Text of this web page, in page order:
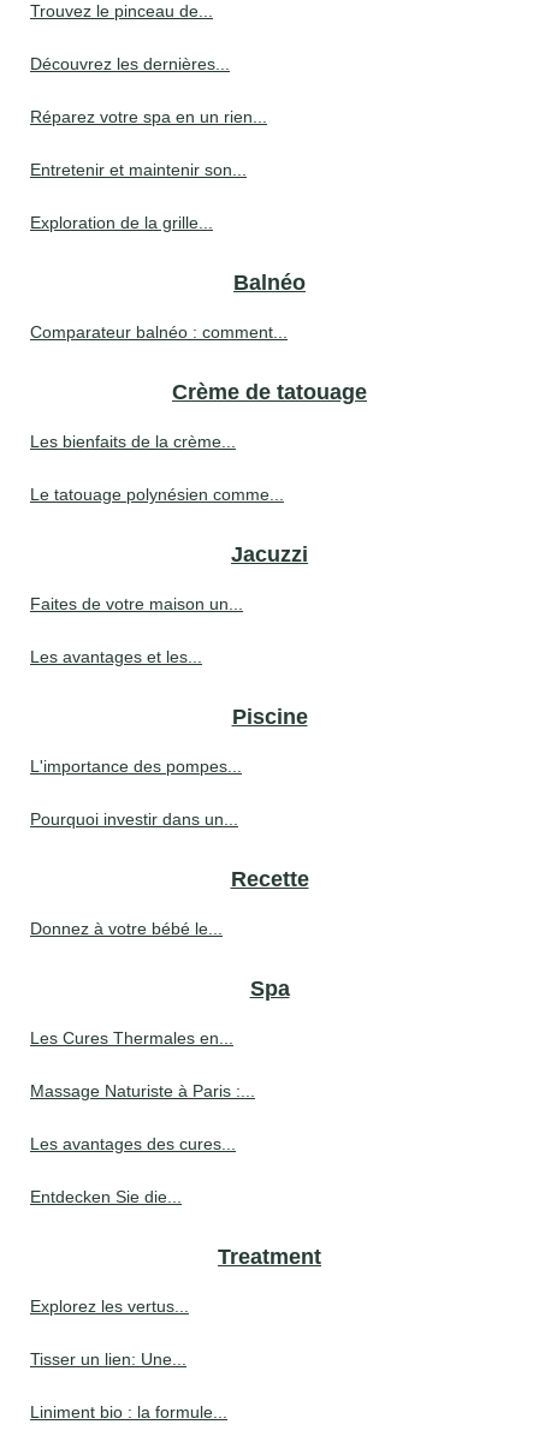
Trouvez le pinceau de...
Découvrez les dernières...
Réparez votre spa en un rien...
Entretenir et maintenir son...
Exploration de la grille...
Balnéo
Comparateur balnéo : comment...
Crème de tatouage
Les bienfaits de la crème...
Le tatouage polynésien comme...
Jacuzzi
Faites de votre maison un...
Les avantages et les...
Piscine
L'importance des pompes...
Pourquoi investir dans un...
Recette
Donnez à votre bébé le...
Spa
Les Cures Thermales en...
Massage Naturiste à Paris :...
Les avantages des cures...
Entdecken Sie die...
Treatment
Explorez les vertus...
Tisser un lien: Une...
Liniment bio : la formule...